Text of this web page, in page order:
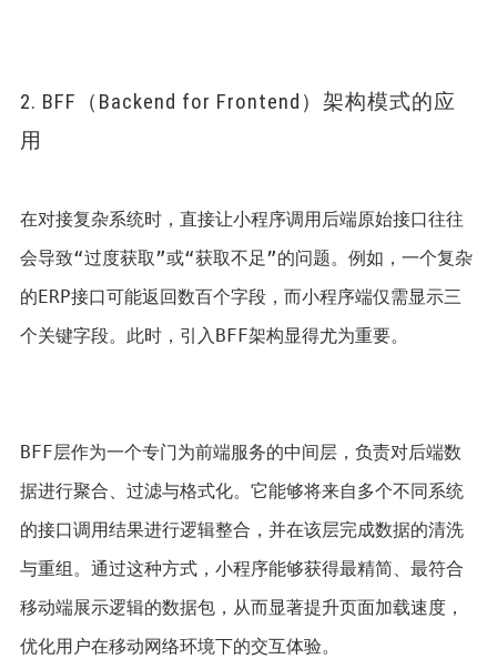
2. BFF（Backend for Frontend）架构模式的应
用
在对接复杂系统时，直接让小程序调用后端原始接口往往
会导致“过度获取”或“获取不足”的问题。例如，一个复杂
的ERP接口可能返回数百个字段，而小程序端仅需显示三
个关键字段。此时，引入BFF架构显得尤为重要。
BFF层作为一个专门为前端服务的中间层，负责对后端数
据进行聚合、过滤与格式化。它能够将来自多个不同系统
的接口调用结果进行逻辑整合，并在该层完成数据的清洗
与重组。通过这种方式，小程序能够获得最精简、最符合
移动端展示逻辑的数据包，从而显著提升页面加载速度，
优化用户在移动网络环境下的交互体验。